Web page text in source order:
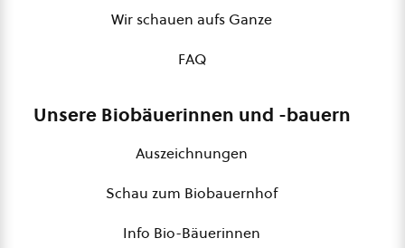
Wir schauen aufs Ganze
FAQ
Unsere Biobäuerinnen und -bauern
Auszeichnungen
Schau zum Biobauernhof
Info Bio-Bäuerinnen